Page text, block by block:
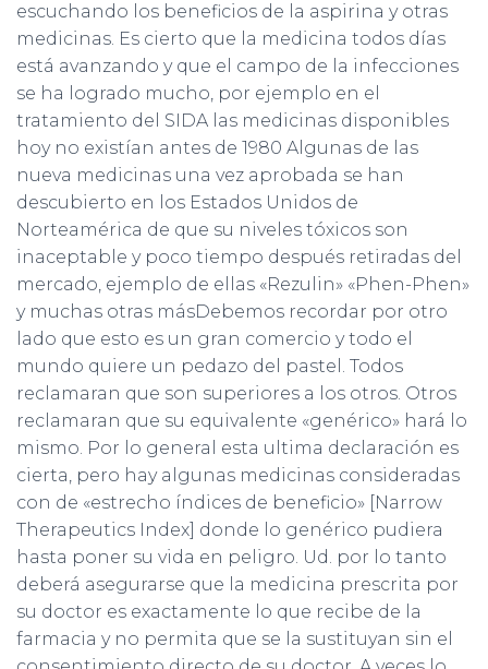
escuchando los beneficios de la aspirina y otras
medicinas. Es cierto que la medicina todos días
está avanzando y que el campo de la infecciones
se ha logrado mucho, por ejemplo en el
tratamiento del SIDA las medicinas disponibles
hoy no existían antes de 1980 Algunas de las
nueva medicinas una vez aprobada se han
descubierto en los Estados Unidos de
Norteamérica de que su niveles tóxicos son
inaceptable y poco tiempo después retiradas del
mercado, ejemplo de ellas «Rezulin» «Phen-Phen»
y muchas otras másDebemos recordar por otro
lado que esto es un gran comercio y todo el
mundo quiere un pedazo del pastel. Todos
reclamaran que son superiores a los otros. Otros
reclamaran que su equivalente «genérico» hará lo
mismo. Por lo general esta ultima declaración es
cierta, pero hay algunas medicinas consideradas
con de «estrecho índices de beneficio» [Narrow
Therapeutics Index] donde lo genérico pudiera
hasta poner su vida en peligro. Ud. por lo tanto
deberá asegurarse que la medicina prescrita por
su doctor es exactamente lo que recibe de la
farmacia y no permita que se la sustituyan sin el